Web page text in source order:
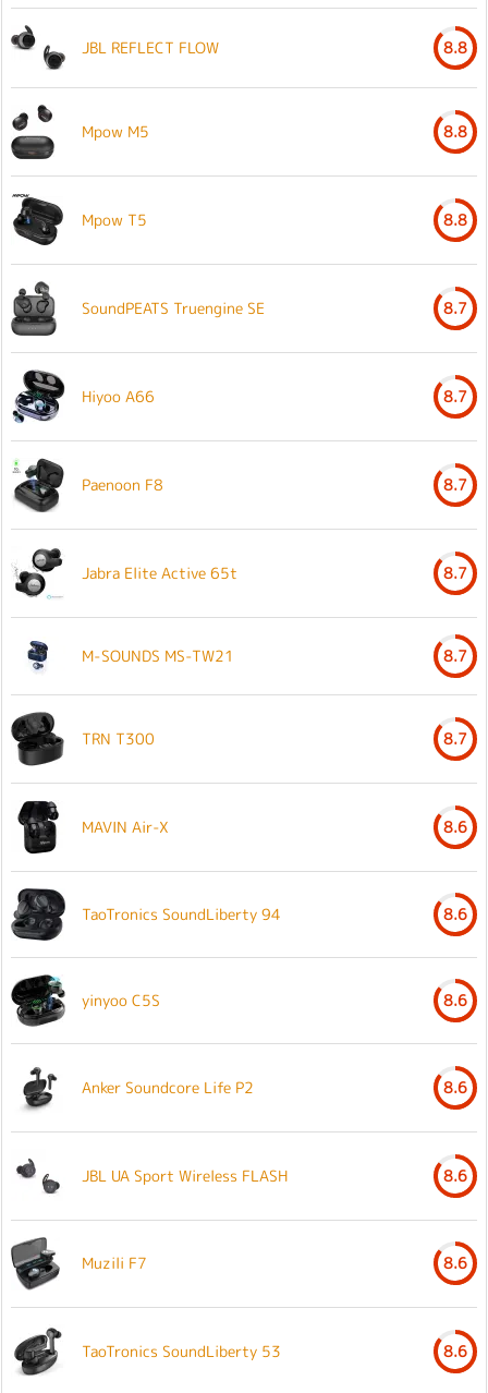
JBL REFLECT FLOW 8.8
Mpow M5 8.8
Mpow T5 8.8
SoundPEATS Truengine SE 8.7
Hiyoo A66 8.7
Paenoon F8 8.7
Jabra Elite Active 65t 8.7
M-SOUNDS MS-TW21 8.7
TRN T300 8.7
MAVIN Air-X 8.6
TaoTronics SoundLiberty 94 8.6
yinyoo C5S 8.6
Anker Soundcore Life P2 8.6
JBL UA Sport Wireless FLASH 8.6
Muzili F7 8.6
TaoTronics SoundLiberty 53 8.6